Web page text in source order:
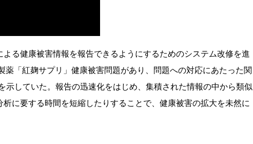
る健康被害情報を報告できるようにするためのシステム改修を進
「紅麹サプリ」健康被害問題があり、問題への対応にあたった関
示していた。報告の迅速化をはじめ、集積された情報の中から類似
に要する時間を短縮したりすることで、健康被害の拡大を未然に